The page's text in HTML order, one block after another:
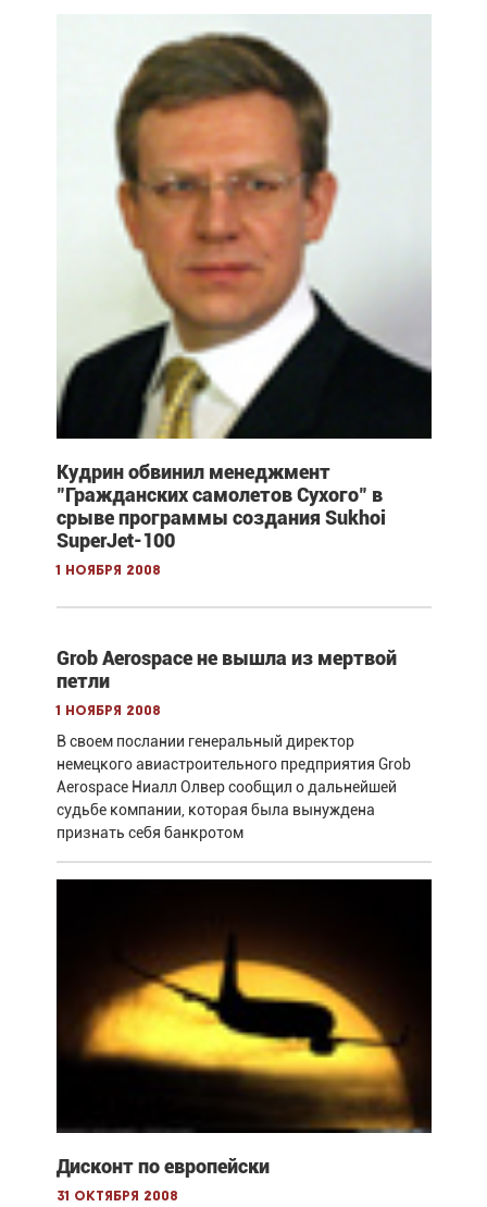
Кудрин обвинил менеджмент
"Гражданских самолетов Сухого" в
срыве программы создания Sukhoi
SuperJet-100
1 ноября 2008
Grob Aerospace не вышла из мертвой
петли
1 ноября 2008
В своем послании генеральный директор
немецкого авиастроительного предприятия Grob
Aerospace Ниалл Олвер сообщил о дальнейшей
судьбе компании, которая была вынуждена
признать себя банкротом
Дисконт по европейски
31 октября 2008